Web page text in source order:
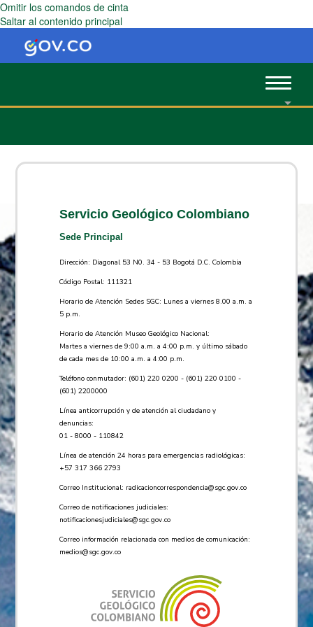
Omitir los comandos de cinta
Saltar al contenido principal
Toggle
Servicio Geológico Colombiano
Sede Principal
Dirección: Diagonal 53 N0. 34 - 53 Bogotá D.C. Colombia
Código Postal: 111321
Horario de Atención Sedes SGC: Lunes a viernes 8.00 a.m. a
5 p.m.
Horario de Atención Museo Geológico Nacional:
Martes a viernes de 9:00 a.m. a 4:00 p.m. y último sábado
de cada mes de 10:00 a.m. a 4:00 p.m.
Teléfono conmutador: (601) 220 0200 - (601) 220 0100 -
(601) 2200000
Línea anticorrupción y de atención al ciudadano y
denuncias:
01 - 8000 - 110842
Línea de atención 24 horas para emergencias radiológicas:
+57 ​317 366 2793
Correo Institucional: radicacioncorrespondencia@sgc.gov.co
Correo de notificaciones judiciales:
notificacionesjudiciales@sgc.gov.co
Correo información relacionada con medios de comunicación:
medios@sgc.gov.co